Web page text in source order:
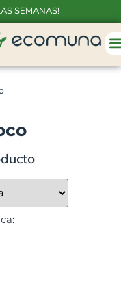
SEMANAS!